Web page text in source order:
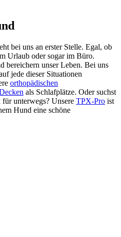
bei uns an erster Stelle. Egal, ob
Urlaub oder sogar im Büro.
bereichern unser Leben. Bei uns
jede dieser Situationen
orthopädischen
als Schlafplätze. Oder suchst
unterwegs? Unsere TPX-Pro ist
Hund eine schöne